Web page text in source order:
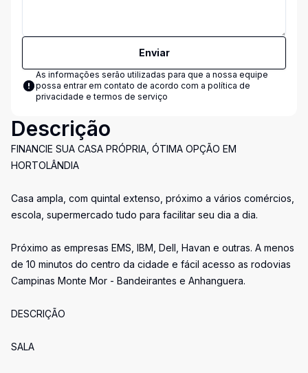
Enviar
As informações serão utilizadas para que a nossa equipe
possa entrar em contato de acordo com a política de
privacidade e termos de serviço
Descrição
FINANCIE SUA CASA PRÓPRIA, ÓTIMA OPÇÃO EM
HORTOLÂNDIA
Casa ampla, com quintal extenso, próximo a vários comércios,
escola, supermercado tudo para facilitar seu dia a dia.
Próximo as empresas EMS, IBM, Dell, Havan e outras. A menos
de 10 minutos do centro da cidade e fácil acesso as rodovias
Campinas Monte Mor - Bandeirantes e Anhanguera.
DESCRIÇÃO
SALA